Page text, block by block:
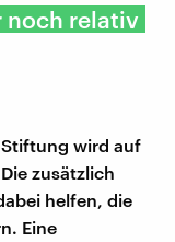
noch relativ
wird auf
zusätzlich
helfen, die
Eine